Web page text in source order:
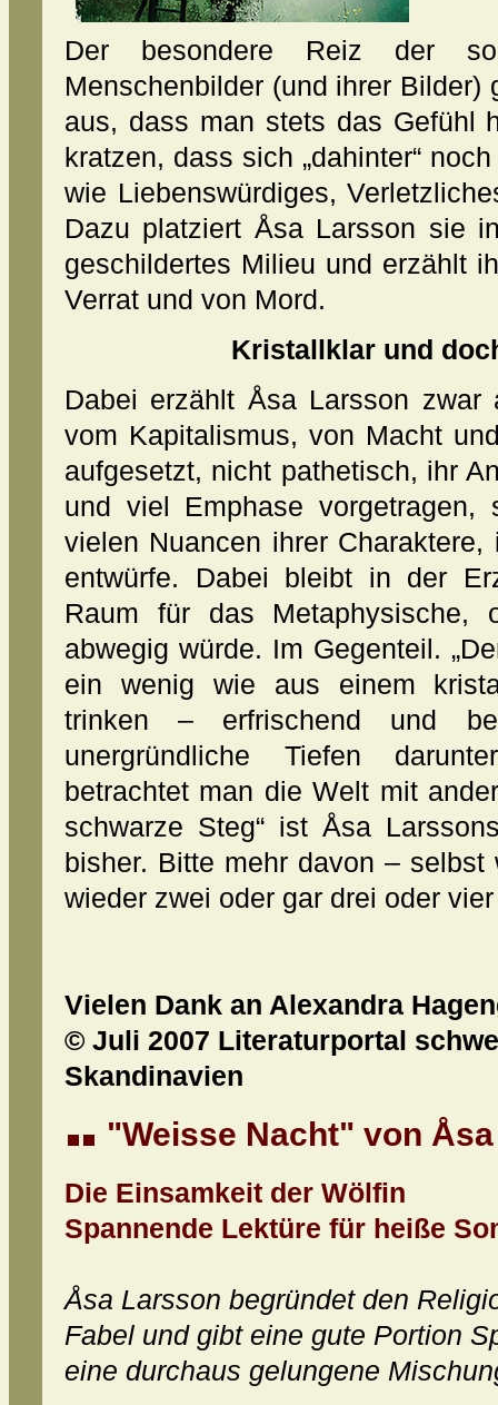
Der besondere Reiz der so
Menschenbilder (und ihrer
aus, dass man stets das Gefühl
kratzen, dass sich „dahinter“
wie Liebenswürdiges,
Dazu platziert Åsa Larsson sie
geschildertes Milieu und erzählt
Verrat und von Mord.
Kristallklar und
Dabei erzählt Åsa Larsson zwar
vom Kapitalismus, von Macht
aufgesetzt, nicht pathetisch, ihr
und viel Emphase
vielen Nuancen ihrer
entwürfe. Dabei bleibt in der
Raum für das
abwegig würde. Im Gegenteil.
ein wenig wie aus einem
trinken – erfrischend und
unergründliche Tiefen
betrachtet man die Welt mit
schwarze Steg“ ist Åsa
bisher. Bitte mehr davon –
wieder zwei oder gar drei oder
Vielen Dank an Alexandra
© Juli 2007 Literaturportal
Skandinavien
"Weisse Nacht" von
Die Einsamkeit der Wölfin
Spannende Lektüre für heiße
Åsa Larsson begründet den
Fabel und gibt eine gute Portion
eine durchaus gelungene